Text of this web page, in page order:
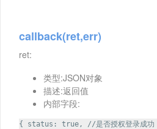
callback(ret,err)
ret:
类型:JSON对象
描述:返回值
内部字段:
{ status: true, //是否授权登录成